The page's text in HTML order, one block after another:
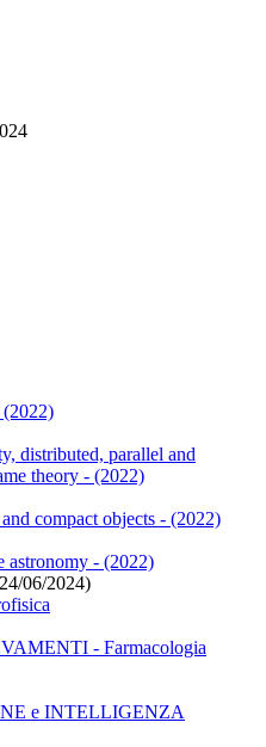
(2022)
distributed, parallel and
theory - (2022)
compact objects - (2022)
astronomy - (2022)
06/2024)
- Farmacologia
e INTELLIGENZA